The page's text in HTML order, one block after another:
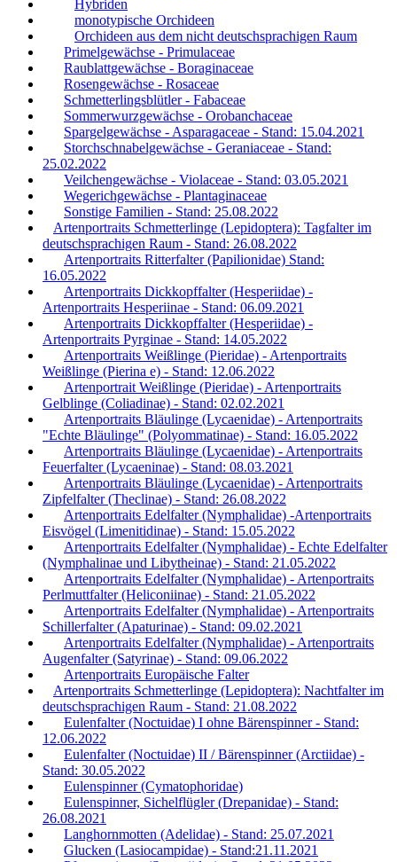
Hybriden
monotypische Orchideen
Orchideen aus dem nicht deutschsprachigen Raum
Primelgewächse - Primulaceae
Raublattgewächse - Boraginaceae
Rosengewächse - Rosaceae
Schmetterlingsblütler - Fabaceae
Sommerwurzgewächse - Orobanchaceae
Spargelgewächse - Asparagaceae - Stand: 15.04.2021
Storchschnabelgewächse - Geraniaceae - Stand:
25.02.2022
Veilchengewächse - Violaceae - Stand: 03.05.2021
Wegerichgewächse - Plantaginaceae
Sonstige Familien - Stand: 25.08.2022
Artenportraits Schmetterlinge (Lepidoptera): Tagfalter im
deutschsprachigen Raum - Stand: 26.08.2022
Artenportraits Ritterfalter (Papilionidae) Stand:
16.05.2022
Artenportraits Dickkopffalter (Hesperiidae) -
Artenportraits Hesperiinae - Stand: 06.09.2021
Artenportraits Dickkopffalter (Hesperiidae) -
Artenportraits Pyrginae - Stand: 14.05.2022
Artenportraits Weißlinge (Pieridae) - Artenportraits
Weißlinge (Pierina e) - Stand: 12.06.2022
Artenportrait Weißlinge (Pieridae) - Artenportraits
Gelblinge (Coliadinae) - Stand: 02.02.2021
Artenportraits Bläulinge (Lycaenidae) - Artenportraits
"Echte Bläulinge" (Polyommatinae) - Stand: 16.05.2022
Artenportraits Bläulinge (Lycaenidae) - Artenportraits
Feuerfalter (Lycaeninae) - Stand: 08.03.2021
Artenportraits Bläulinge (Lycaenidae) - Artenportraits
Zipfelfalter (Theclinae) - Stand: 26.08.2022
Artenportraits Edelfalter (Nymphalidae) -Artenportraits
Eisvögel (Limenitidinae) - Stand: 15.05.2022
Artenportraits Edelfalter (Nymphalidae) - Echte Edelfalter
(Nymphalinae und Libytheinae) - Stand: 21.05.2022
Artenportraits Edelfalter (Nymphalidae) - Artenportraits
Perlmuttfalter (Heliconiinae) - Stand: 21.05.2022
Artenportraits Edelfalter (Nymphalidae) - Artenportraits
Schillerfalter (Apaturinae) - Stand: 09.02.2021
Artenportraits Edelfalter (Nymphalidae) - Artenportraits
Augenfalter (Satyrinae) - Stand: 09.06.2022
Artenportraits Europäische Falter
Artenportraits Schmetterlinge (Lepidoptera): Nachtfalter im
deutschsprachigen Raum - Stand: 21.08.2022
Eulenfalter (Noctuidae) I ohne Bärenspinner - Stand:
12.06.2022
Eulenfalter (Noctuidae) II / Bärenspinner (Arctiidae) -
Stand: 30.05.2022
Eulenspinner (Cymatophoridae)
Eulenspinner, Sichelflügler (Drepanidae) - Stand:
26.08.2021
Langhornmotten (Adelidae) - Stand: 25.07.2021
Glucken (Lasiocampidae) - Stand:21.11.2021